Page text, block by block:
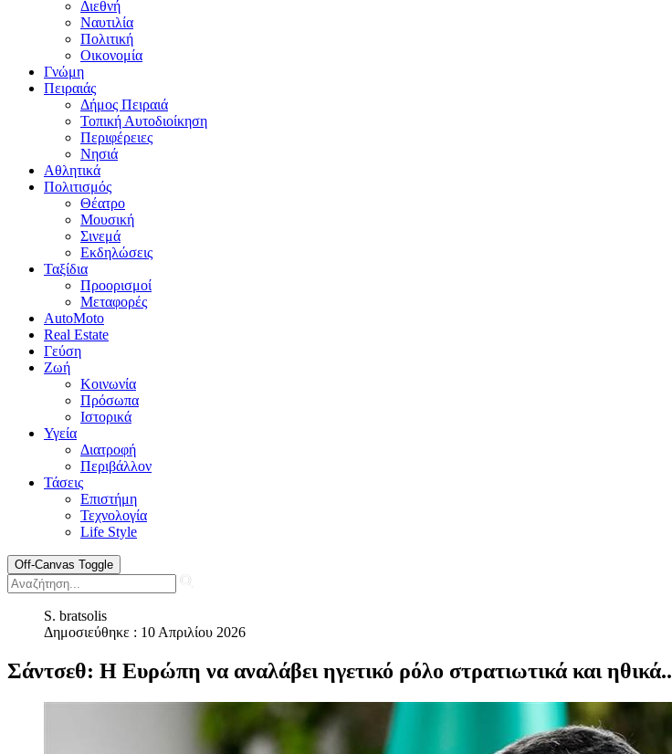
Διεθνή
Ναυτιλία
Πολιτική
Οικονομία
Γνώμη
Πειραιάς
Δήμος Πειραιά
Τοπική Αυτοδιοίκηση
Περιφέρειες
Νησιά
Αθλητικά
Πολιτισμός
Θέατρο
Μουσική
Σινεμά
Εκδηλώσεις
Ταξίδια
Προορισμοί
Μεταφορές
AutoMoto
Real Estate
Γεύση
Ζωή
Κοινωνία
Πρόσωπα
Ιστορικά
Υγεία
Διατροφή
Περιβάλλον
Τάσεις
Επιστήμη
Τεχνολογία
Life Style
Off-Canvas Toggle
S. bratsolis
Δημοσιεύθηκε : 10 Απριλίου 2026
Σάντσεθ: Η Ευρώπη να αναλάβει ηγετικό ρόλο στρατιωτικά και ηθικά..